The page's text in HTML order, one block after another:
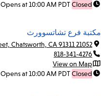
Closed
Opens at 10:00 AM PDT
مكتبة فرع تشاتسوورث
21052 Devonshire Street, Chatsworth, CA 91311
818-341-4276
View on Map
Closed
Opens at 10:00 AM PDT